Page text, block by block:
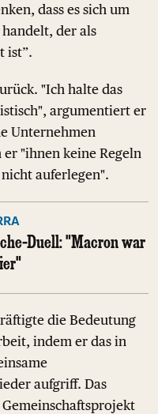
dass es sich um
der als
ist”.
"Ich halte das
argumentiert er
Unternehmen
"ihnen keine Regeln
auferlegen".
Duell: "Macron war
die Bedeutung
indem er das in
aufgriff. Das